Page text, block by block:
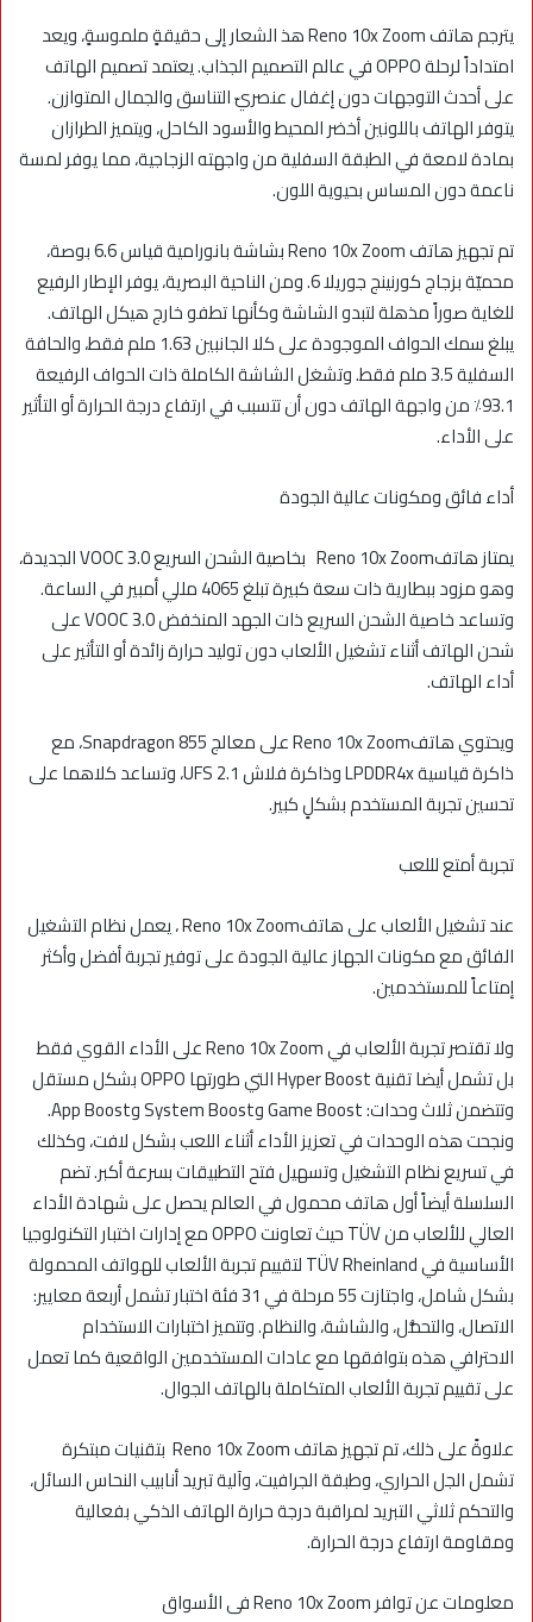
يترجم هاتف Reno 10x Zoom هذ الشعار إلى حقيقةٍ ملموسةٍ، ويعد
امتداداً لرحلة OPPO في عالم التصميم الجذاب. يعتمد تصميم الهاتف
على أحدث التوجهات دون إغفال عنصريّ التناسق والجمال المتوازن.
يتوفر الهاتف باللونين أخضر المحيط والأسود الكاحل، ويتميز الطرازان
بمادة لامعة في الطبقة السفلية من واجهته الزجاجية، مما يوفر لمسة
ناعمة دون المساس بحيوية اللون.
تم تجهيز هاتف Reno 10x Zoom بشاشة بانورامية قياس 6.6 بوصة،
محميّة بزجاج كورنينج جوريلا 6. ومن الناحية البصرية، يوفر الإطار الرفيع
للغاية صوراً مذهلة لتبدو الشاشة وكأنها تطفو خارج هيكل الهاتف.
يبلغ سمك الحواف الموجودة على كلا الجانبين 1.63 ملم فقط، والحافة
السفلية 3.5 ملم فقط. وتشغل الشاشة الكاملة ذات الحواف الرفيعة
93.1٪ من واجهة الهاتف دون أن تتسبب في ارتفاع درجة الحرارة أو التأثير
على الأداء.
أداء فائق ومكونات عالية الجودة
يمتاز هاتفReno 10x Zoom بخاصية الشحن السريع VOOC 3.0 الجديدة،
وهو مزود ببطارية ذات سعة كبيرة تبلغ 4065 مللي أمبير في الساعة.
وتساعد خاصية الشحن السريع ذات الجهد المنخفض VOOC 3.0 على
شحن الهاتف أثناء تشغيل الألعاب دون توليد حرارة زائدة أو التأثير على
أداء الهاتف.
ويحتوي هاتفReno 10x Zoom على معالج Snapdragon 855، مع
ذاكرة قياسية LPDDR4x وذاكرة فلاش UFS 2.1، وتساعد كلاهما على
تحسين تجربة المستخدم بشكلٍ كبير.
تجربة أمتع لللعب
عند تشغيل الألعاب على هاتفReno 10x Zoom ، يعمل نظام التشغيل
الفائق مع مكونات الجهاز عالية الجودة على توفير تجربة أفضل وأكثر
إمتاعاً للمستخدمين.
ولا تقتصر تجربة الألعاب في Reno 10x Zoom على الأداء القوي فقط
بل تشمل أيضا تقنية Hyper Boost التي طورتها OPPO بشكل مستقل
وتتضمن ثلاث وحدات: Game Boost وSystem Boost وApp Boost.
ونجحت هذه الوحدات في تعزيز الأداء أثناء اللعب بشكل لافت، وكذلك
في تسريع نظام التشغيل وتسهيل فتح التطبيقات بسرعة أكبر. تضم
السلسلة أيضاً أول هاتف محمول في العالم يحصل على شهادة الأداء
العالي للألعاب من TÜV حيث تعاونت OPPO مع إدارات اختبار التكنولوجيا
الأساسية في TÜV Rheinland لتقييم تجربة الألعاب للهواتف المحمولة
بشكل شامل، واجتازت 55 مرحلة في 31 فئة اختبار تشمل أربعة معايير:
الاتصال، والتحمُّل، والشاشة، والنظام. وتتميز اختبارات الاستخدام
الاحترافي هذه بتوافقها مع عادات المستخدمين الواقعية كما تعمل
على تقييم تجربة الألعاب المتكاملة بالهاتف الجوال.
علاوةً على ذلك، تم تجهيز هاتف Reno 10x Zoom بتقنيات مبتكرة
تشمل الجل الحراري، وطبقة الجرافيت، وآلية تبريد أنابيب النحاس السائل،
والتحكم ثلاثي التبريد لمراقبة درجة حرارة الهاتف الذكي بفعالية
ومقاومة ارتفاع درجة الحرارة.
معلومات عن توافر Reno 10x Zoom فى الأسواق